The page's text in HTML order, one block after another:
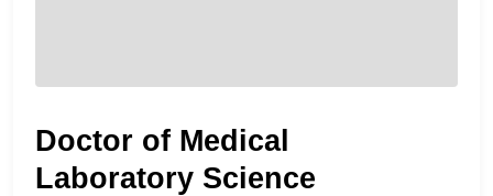
Doctor of Medical
Laboratory Science